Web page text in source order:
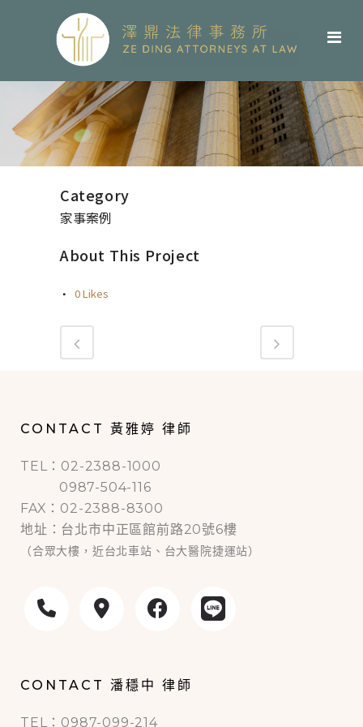
Category
家事案例
About This Project
0Likes
CONTACT 黃雅婷 律師
TEL：02-2388-1000
0987-504-116
FAX：02-2388-8300
地址：台北市中正區館前路20號6樓
（合眾大樓，近台北車站、台大醫院捷運站）
CONTACT 潘穩中 律師
TEL：0987-099-214